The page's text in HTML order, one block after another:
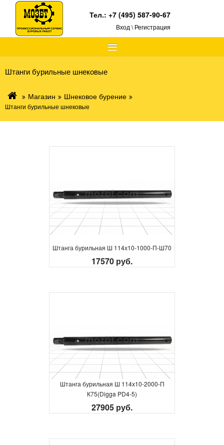
≡
Тел.:+7 (495) 587-90-67
Вход \ Регистрация
Штанги бурильные шнековые
Магазин Шнековое бурение
Штанги бурильные шнековые
Штанга бурильная Ш 114х10-1000-П-Ш70
17570 руб.
Штанга бурильная Ш 114х10-2000-П
К75(Digga PD4-5)
27905 руб.